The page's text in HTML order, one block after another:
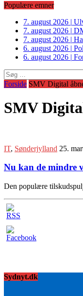
Populære emner
7. august 2026 |
7. august 2026 |
7. august 2026 |
6. august 2026 |
6. august 2026 |
Søg
efter:
Forside SMV Digital
SMV
IT, Sønderjylland 25.
Nu kan de mindre
Den populære
Sydnyt.dk